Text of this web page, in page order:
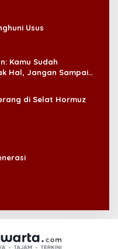
Usus
Kamu Sudah
Hal, Jangan Sampai
di Selat Hormuz